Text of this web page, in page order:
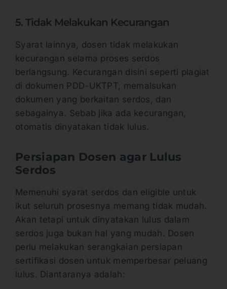
5. Tidak Melakukan Kecurangan
Syarat lainnya, dosen tidak melakukan
kecurangan selama proses serdos
berlangsung. Kecurangan disini seperti plagiat
di dokumen PDD-UKTPT, memalsukan
dokumen yang berkaitan serdos, dan
sebagainya. Sebab jika ada kecurangan,
otomatis dinyatakan tidak lulus.
Persiapan Dosen agar Lulus
Serdos
Memenuhi syarat serdos dan eligible untuk
ikut seluruh prosesnya memang tidak mudah.
Akan tetapi untuk dinyatakan lulus dalam
serdos juga bukan hal yang mudah. Dosen
perlu melakukan serangkaian persiapan
sertifikasi dosen untuk memperbesar peluang
lulus. Diantaranya adalah: